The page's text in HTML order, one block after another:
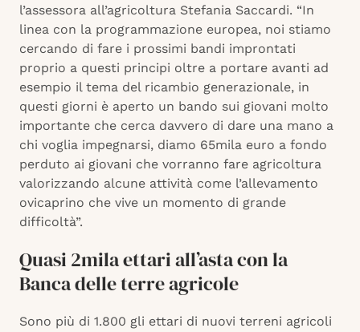
l’assessora all’agricoltura Stefania Saccardi. “In
linea con la programmazione europea, noi stiamo
cercando di fare i prossimi bandi improntati
proprio a questi principi oltre a portare avanti ad
esempio il tema del ricambio generazionale, in
questi giorni è aperto un bando sui giovani molto
importante che cerca davvero di dare una mano a
chi voglia impegnarsi, diamo 65mila euro a fondo
perduto ai giovani che vorranno fare agricoltura
valorizzando alcune attività come l’allevamento
ovicaprino che vive un momento di grande
difficoltà”.
Quasi 2mila ettari all’asta con la
Banca delle terre agricole
Sono più di 1.800 gli ettari di nuovi terreni agricoli